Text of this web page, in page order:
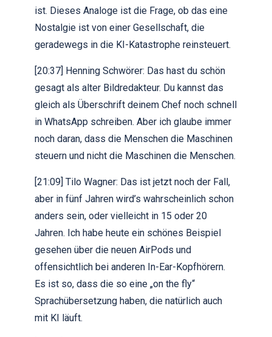
ist. Dieses Analoge ist die Frage, ob das eine
Nostalgie ist von einer Gesellschaft, die
geradewegs in die KI-Katastrophe reinsteuert.
[20:37] Henning Schwörer: Das hast du schön
gesagt als alter Bildredakteur. Du kannst das
gleich als Überschrift deinem Chef noch schnell
in WhatsApp schreiben. Aber ich glaube immer
noch daran, dass die Menschen die Maschinen
steuern und nicht die Maschinen die Menschen.
[21:09] Tilo Wagner: Das ist jetzt noch der Fall,
aber in fünf Jahren wird’s wahrscheinlich schon
anders sein, oder vielleicht in 15 oder 20
Jahren. Ich habe heute ein schönes Beispiel
gesehen über die neuen AirPods und
offensichtlich bei anderen In-Ear-Kopfhörern.
Es ist so, dass die so eine „on the fly“
Sprachübersetzung haben, die natürlich auch
mit KI läuft.